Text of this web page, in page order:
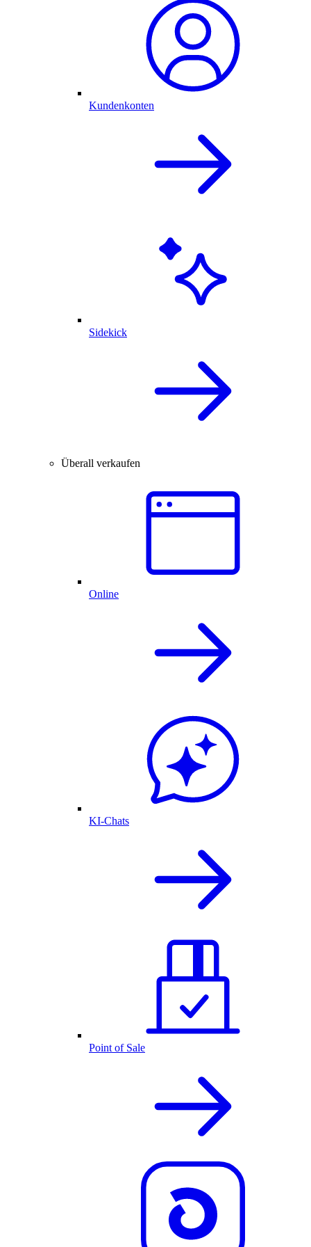
Kundenkonten
Sidekick
Überall verkaufen
Online
KI-Chats
Point of Sale